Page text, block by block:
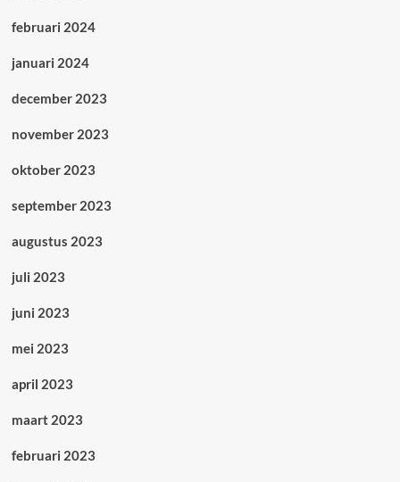
februari 2024
januari 2024
december 2023
november 2023
oktober 2023
september 2023
augustus 2023
juli 2023
juni 2023
mei 2023
april 2023
maart 2023
februari 2023